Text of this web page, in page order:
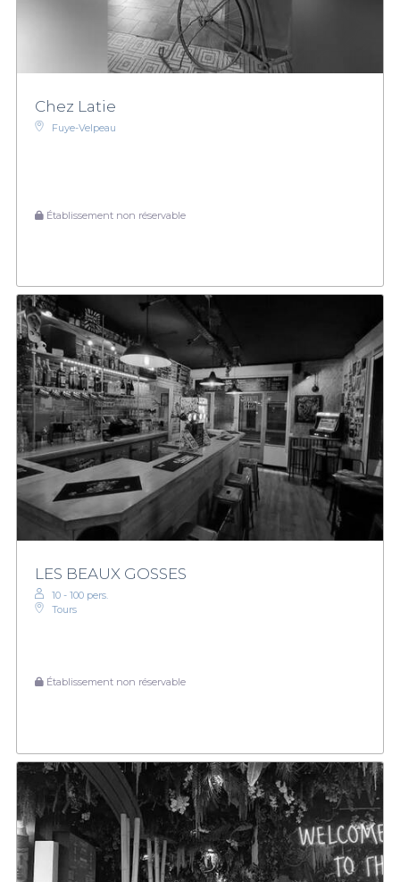
Chez Latie
Fuye-Velpeau
Établissement non réservable
LES BEAUX GOSSES
10 - 100 pers.
Tours
Établissement non réservable